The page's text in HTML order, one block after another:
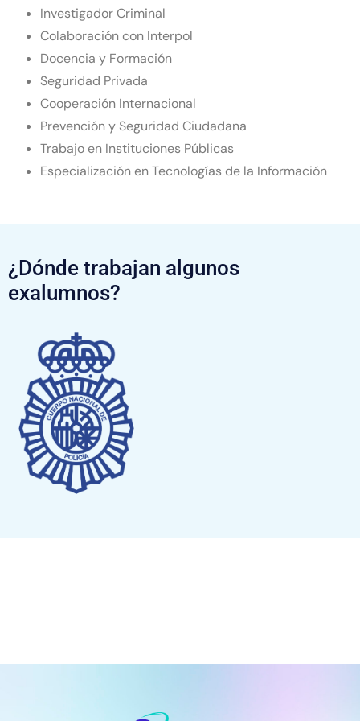
Investigador Criminal
Colaboración con Interpol
Docencia y Formación
Seguridad Privada
Cooperación Internacional
Prevención y Seguridad Ciudadana
Trabajo en Instituciones Públicas
Especialización en Tecnologías de la Información
¿Dónde trabajan algunos
exalumnos?